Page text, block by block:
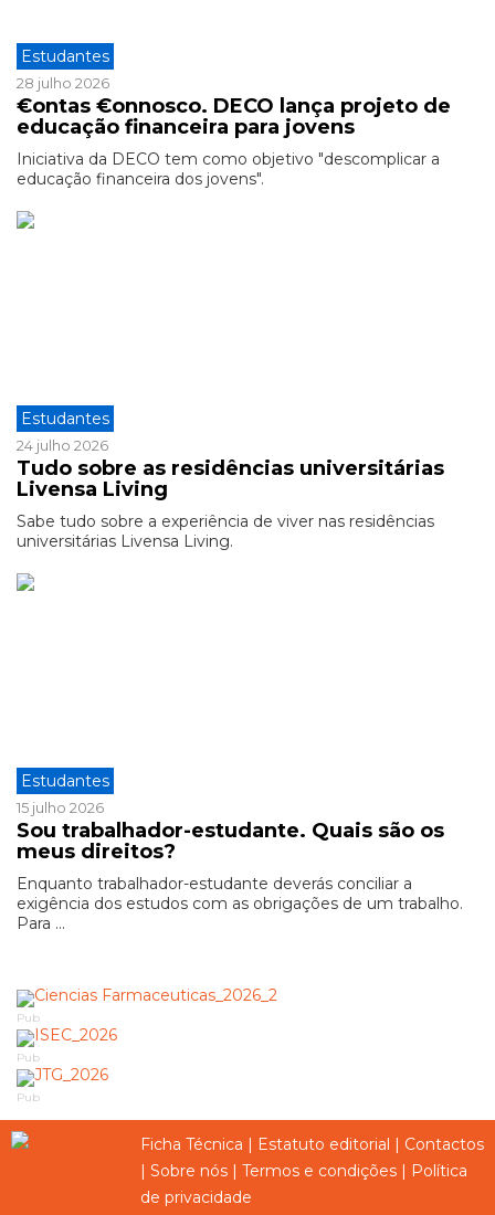
Estudantes
28 julho 2026
€ontas €onnosco. DECO lança projeto de
educação financeira para jovens
Iniciativa da DECO tem como objetivo "descomplicar a
educação financeira dos jovens".
Estudantes
24 julho 2026
Tudo sobre as residências universitárias
Livensa Living
Sabe tudo sobre a experiência de viver nas residências
universitárias Livensa Living.
Estudantes
15 julho 2026
Sou trabalhador-estudante. Quais são os
meus direitos?
Enquanto trabalhador-estudante deverás conciliar a
exigência dos estudos com as obrigações de um trabalho.
Para ...
Pub
Pub
Pub
Ficha Técnica | Estatuto editorial | Contactos
| Sobre nós | Termos e condições | Política
de privacidade